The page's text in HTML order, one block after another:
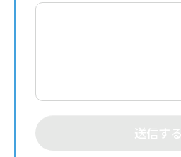
送信する